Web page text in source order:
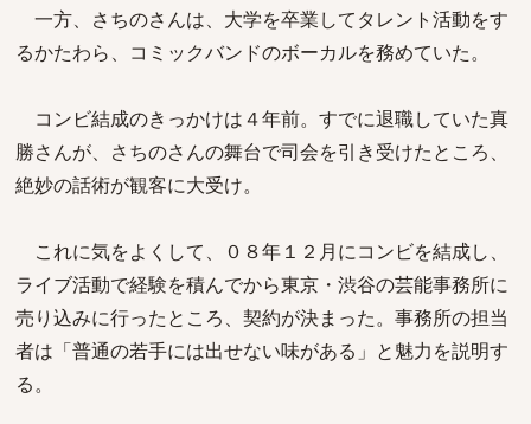
一方、さちのさんは、大学を卒業してタレント活動をす
るかたわら、コミックバンドのボーカルを務めていた。
コンビ結成のきっかけは４年前。すでに退職していた真
勝さんが、さちのさんの舞台で司会を引き受けたところ、
絶妙の話術が観客に大受け。
これに気をよくして、０８年１２月にコンビを結成し、
ライブ活動で経験を積んでから東京・渋谷の芸能事務所に
売り込みに行ったところ、契約が決まった。事務所の担当
者は「普通の若手には出せない味がある」と魅力を説明す
る。